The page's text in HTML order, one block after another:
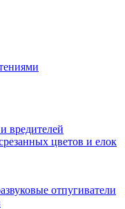
вредителей
цветов и елок
отпугиватели